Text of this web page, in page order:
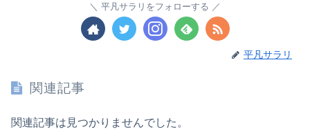
平凡サラリをフォローする
平凡サラリ
関連記事
関連記事は見つかりませんでした。